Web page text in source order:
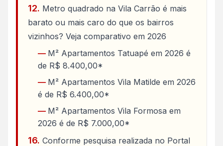
Metro quadrado na Vila Carrão é mais
barato ou mais caro do que os bairros
vizinhos? Veja comparativo em 2026
M² Apartamentos Tatuapé em 2026 é
de R$ 8.400,00*
M² Apartamentos Vila Matilde em 2026
é de R$ 6.400,00*
M² Apartamentos Vila Formosa em
2026 é de R$ 7.000,00*
Conforme pesquisa realizada no Portal